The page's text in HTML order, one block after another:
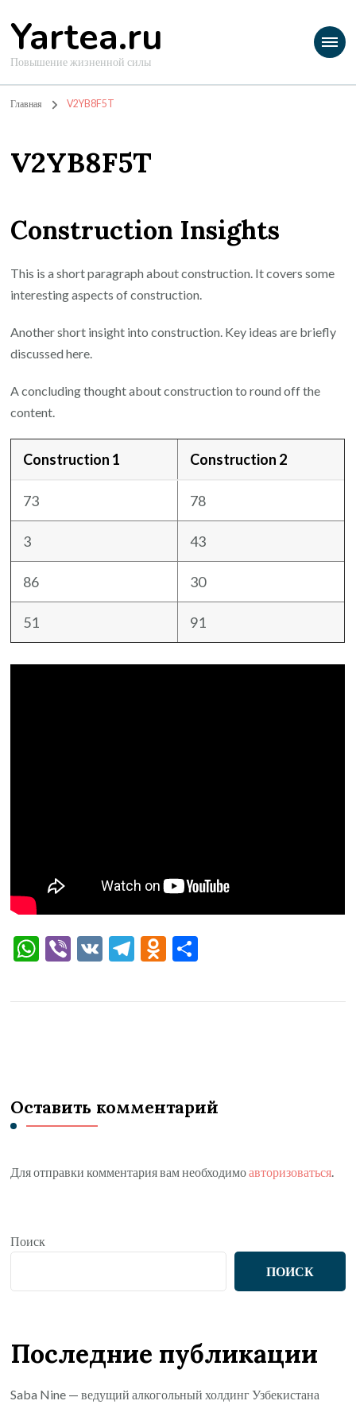
Yartea.ru
Повышение жизненной силы
Главная V2YB8F5T
V2YB8F5T
Construction Insights
This is a short paragraph about construction. It covers some
interesting aspects of construction.
Another short insight into construction. Key ideas are briefly
discussed here.
A concluding thought about construction to round off the
content.
Construction 1 Construction 2
73 78
3 43
86 30
51 91
WhatsApp
Viber
VK Telegram
Odnoklassniki
Оставить комментарий
Для отправки комментария вам необходимоавторизоваться.
Поиск
ПОИСК
Последние публикации
Saba Nine — ведущий алкогольный холдинг Узбекистана